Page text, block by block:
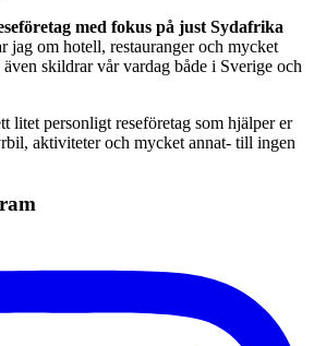
med fokus på just Sydafrika
jag om hotell, restauranger och mycket
skildrar vår vardag både i Sverige och
litet personligt reseföretag som hjälper er
aktiviteter och mycket annat- till ingen